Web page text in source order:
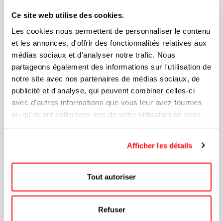
Ce site web utilise des cookies.
Les cookies nous permettent de personnaliser le contenu
et les annonces, d'offrir des fonctionnalités relatives aux
médias sociaux et d'analyser notre trafic. Nous
partageons également des informations sur l'utilisation de
notre site avec nos partenaires de médias sociaux, de
publicité et d'analyse, qui peuvent combiner celles-ci
avec d'autres informations que vous leur avez fournies
ou qu'ils ont collectées lors de votre utilisation de leurs
Afficher les détails
Tout autoriser
Refuser
2,47 $